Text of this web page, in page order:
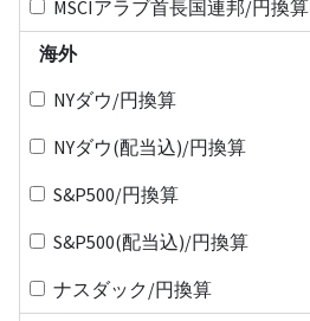
MSCIアラブ首長国連邦/円換算
海外
NYダウ/円換算
NYダウ(配当込)/円換算
S&P500/円換算
S&P500(配当込)/円換算
ナスダック/円換算